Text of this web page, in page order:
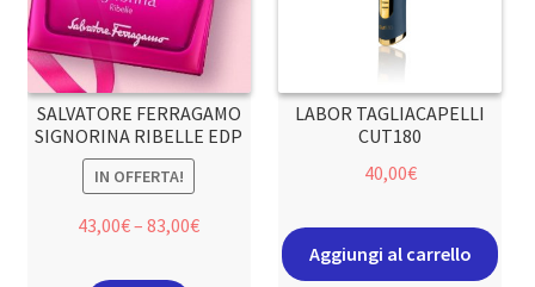
SALVATORE FERRAGAMO
SIGNORINA RIBELLE EDP
IN OFFERTA!
43,00€–83,00€
LABOR TAGLIACAPELLI
CUT180
40,00€
Aggiungi al carrello